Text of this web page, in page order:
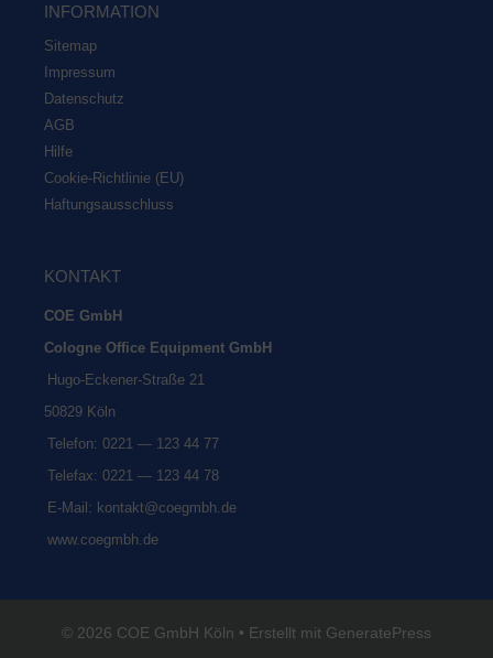
INFOR­MA­TI­ON
Site­map
Impres­sum
Daten­schutz
AGB
Hil­fe
Coo­kie-Rich­t­­li­­nie (EU)
Haf­tungs­aus­schluss
KON­TAKT
COE GmbH
Colo­gne Office Equip­ment GmbH
Hugo-Ecke­ner-Stra­ße 21
50829 Köln
Tele­fon: 0221 — 123 44 77
Tele­fax: 0221 — 123 44 78
E‑Mail: kontakt@coegmbh.de
www.coegmbh.de
© 2026 COE GmbH Köln • Erstellt mit GeneratePress